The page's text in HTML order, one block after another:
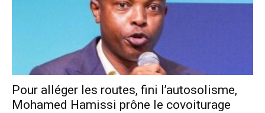
Pour alléger les routes, fini l’autosolisme,
Mohamed Hamissi prône le covoiturage